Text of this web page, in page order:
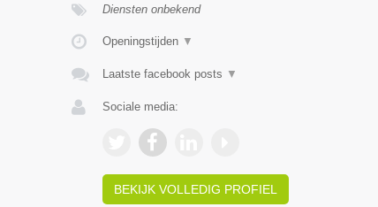
Diensten onbekend
Openingstijden ▼
Laatste facebook posts ▼
Sociale media:
BEKIJK VOLLEDIG PROFIEL